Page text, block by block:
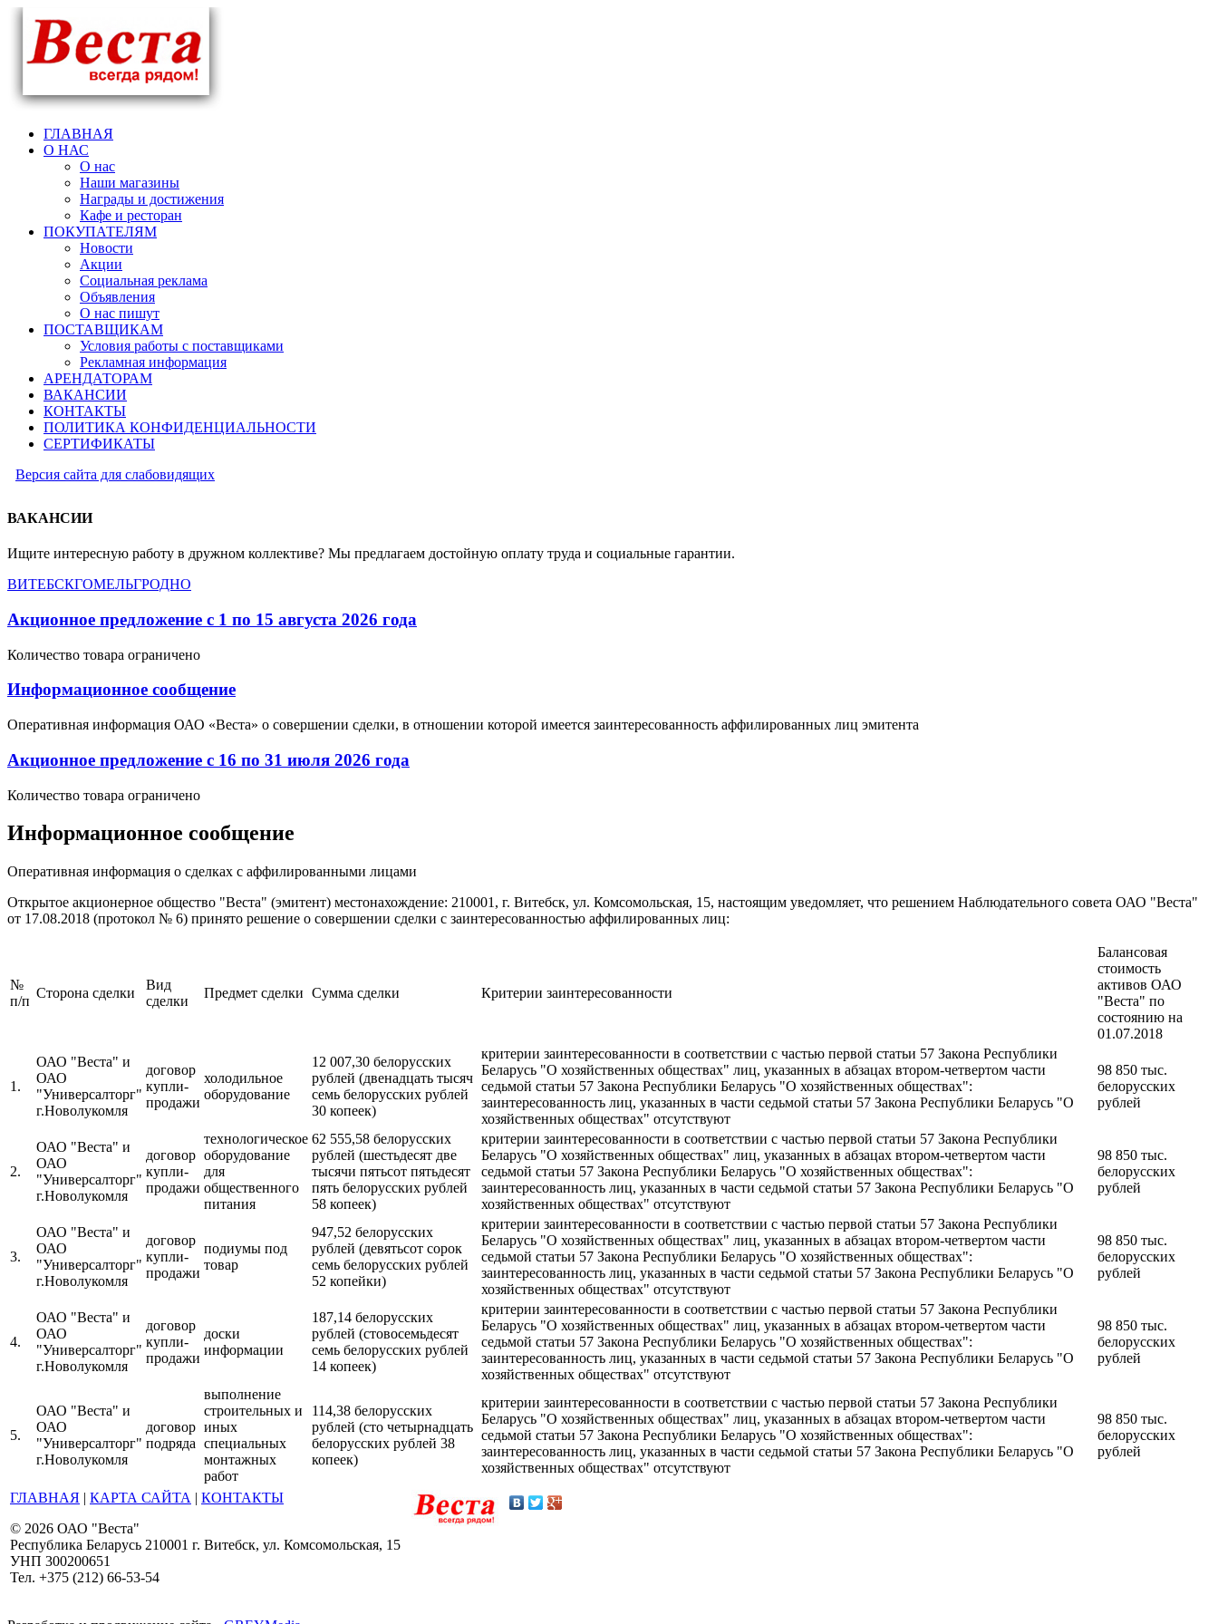
ГЛАВНАЯ
О НАС
О нас
Наши магазины
Награды и достижения
Кафе и ресторан
ПОКУПАТЕЛЯМ
Новости
Акции
Социальная реклама
Объявления
О нас пишут
ПОСТАВЩИКАМ
Условия работы с поставщиками
Рекламная информация
АРЕНДАТОРАМ
ВАКАНСИИ
КОНТАКТЫ
ПОЛИТИКА КОНФИДЕНЦИАЛЬНОСТИ
СЕРТИФИКАТЫ
Версия сайта для слабовидящих
ВАКАНСИИ
Ищите интересную работу в дружном коллективе? Мы предлагаем достойную оплату труда и социальные гарантии.
ВИТЕБСКГОМЕЛЬГРОДНО
Акционное предложение с 1 по 15 августа 2026 года
Количество товара ограничено
Информационное сообщение
Оперативная информация ОАО «Веста» о совершении сделки, в отношении которой имеется заинтересованность аффилированных лиц эмитента
Акционное предложение с 16 по 31 июля 2026 года
Количество товара ограничено
Информационное сообщение
Оперативная информация о сделках с аффилированными лицами
Открытое акционерное общество "Веста" (эмитент) местонахождение: 210001, г. Витебск, ул. Комсомольская, 15, настоящим уведомляет, что решением Наблюдательного совета ОАО "Веста"
от 17.08.2018 (протокол № 6) принято решение о совершении сделки с заинтересованностью аффилированных лиц:
№
п/п
Сторона сделки
Вид
сделки
Предмет сделки Сумма сделки Критерии заинтересованности
Балансовая
стоимость
активов ОАО
"Веста" по
состоянию на
01.07.2018
1.
ОАО "Веста" и
ОАО
"Универсалторг"
г.Новолукомля
договор
купли-
продажи
холодильное
оборудование
12 007,30 белорусских
рублей (двенадцать тысяч
семь белорусских рублей
30 копеек)
критерии заинтересованности в соответствии с частью первой статьи 57 Закона Республики
Беларусь "О хозяйственных обществах" лиц, указанных в абзацах втором-четвертом части
седьмой статьи 57 Закона Республики Беларусь "О хозяйственных обществах":
заинтересованность лиц, указанных в части седьмой статьи 57 Закона Республики Беларусь "О
хозяйственных обществах" отсутствуют
98 850 тыс.
белорусских
рублей
2.
ОАО "Веста" и
ОАО
"Универсалторг"
г.Новолукомля
договор
купли-
продажи
технологическое
оборудование
для
общественного
питания
62 555,58 белорусских
рублей (шестьдесят две
тысячи пятьсот пятьдесят
пять белорусских рублей
58 копеек)
критерии заинтересованности в соответствии с частью первой статьи 57 Закона Республики
Беларусь "О хозяйственных обществах" лиц, указанных в абзацах втором-четвертом части
седьмой статьи 57 Закона Республики Беларусь "О хозяйственных обществах":
заинтересованность лиц, указанных в части седьмой статьи 57 Закона Республики Беларусь "О
хозяйственных обществах" отсутствуют
98 850 тыс.
белорусских
рублей
3.
ОАО "Веста" и
ОАО
"Универсалторг"
г.Новолукомля
договор
купли-
продажи
подиумы под
товар
947,52 белорусских
рублей (девятьсот сорок
семь белорусских рублей
52 копейки)
критерии заинтересованности в соответствии с частью первой статьи 57 Закона Республики
Беларусь "О хозяйственных обществах" лиц, указанных в абзацах втором-четвертом части
седьмой статьи 57 Закона Республики Беларусь "О хозяйственных обществах":
заинтересованность лиц, указанных в части седьмой статьи 57 Закона Республики Беларусь "О
хозяйственных обществах" отсутствуют
98 850 тыс.
белорусских
рублей
4.
ОАО "Веста" и
ОАО
"Универсалторг"
г.Новолукомля
договор
купли-
продажи
доски
информации
187,14 белорусских
рублей (стовосемьдесят
семь белорусских рублей
14 копеек)
критерии заинтересованности в соответствии с частью первой статьи 57 Закона Республики
Беларусь "О хозяйственных обществах" лиц, указанных в абзацах втором-четвертом части
седьмой статьи 57 Закона Республики Беларусь "О хозяйственных обществах":
заинтересованность лиц, указанных в части седьмой статьи 57 Закона Республики Беларусь "О
хозяйственных обществах" отсутствуют
98 850 тыс.
белорусских
рублей
5.
ОАО "Веста" и
ОАО
"Универсалторг"
г.Новолукомля
договор
подряда
выполнение
строительных и
иных
специальных
монтажных
работ
114,38 белорусских
рублей (сто четырнадцать
белорусских рублей 38
копеек)
критерии заинтересованности в соответствии с частью первой статьи 57 Закона Республики
Беларусь "О хозяйственных обществах" лиц, указанных в абзацах втором-четвертом части
седьмой статьи 57 Закона Республики Беларусь "О хозяйственных обществах":
заинтересованность лиц, указанных в части седьмой статьи 57 Закона Республики Беларусь "О
хозяйственных обществах" отсутствуют
98 850 тыс.
белорусских
рублей
ГЛАВНАЯ | КАРТА САЙТА | КОНТАКТЫ
© 2026 ОАО "Веста"
Республика Беларусь 210001 г. Витебск, ул. Комсомольская, 15
УНП 300200651
Тел. +375 (212) 66-53-54